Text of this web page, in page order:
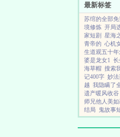
最新标签
苏绾的全部
境修炼 开局
家短剧 星海
青帝的 心机
生道观五十
婆是龙女1 长
海草帽 搜索
记400字 妙
越 我隐瞒了
遗产暖风收谷
师兄他人美
结局
鬼故事